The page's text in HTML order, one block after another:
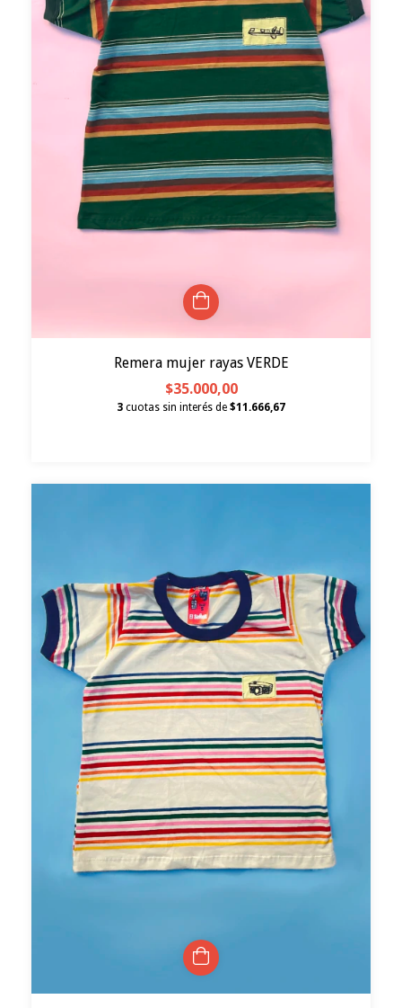
Remera mujer rayas VERDE
$35.000,00
3 cuotas sin interés de $11.666,67